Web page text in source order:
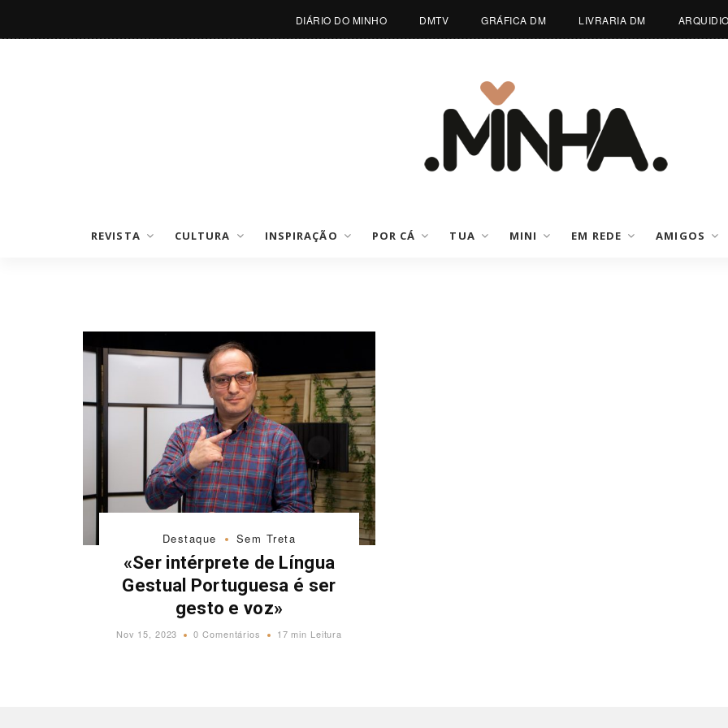
DIÁRIO DO MINHO DMTV GRÁFICA DM LIVRARIA DM
REVISTA CULTURA INSPIRAÇÃO POR CÁ TUA MINI EM REDE AMIGOS
Destaque Sem Treta
«Ser intérprete de Língua
Gestual Portuguesa é ser
gesto e voz»
Nov 15, 2023 0 Comentários 17 min Leitura